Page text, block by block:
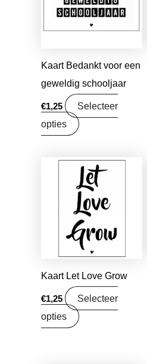
Kaart Bedankt voor een
geweldig schooljaar
€1,25
Selecteer
opties
Kaart Let Love Grow
€1,25
Selecteer
opties